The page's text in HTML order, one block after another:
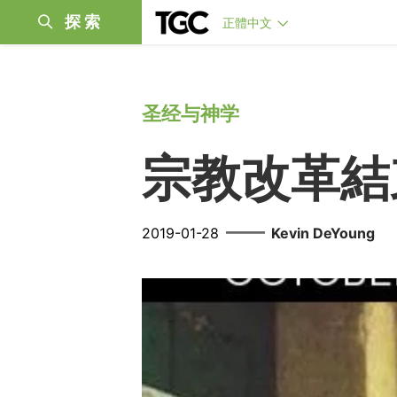
探索 正體中文
圣经与神学
宗教改革
2019-01-28 —— Kevin DeYoung